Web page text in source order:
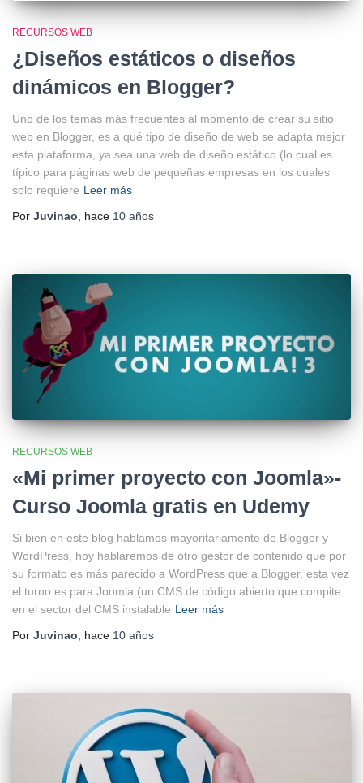
RECURSOS WEB
¿Diseños estáticos o diseños
dinámicos en Blogger?
Uno de los temas más frecuentes al momento de crear su sitio
web en Blogger, es a qué tipo de diseño de web se adapta mejor
esta plataforma, ya sea una web de diseño estático (lo cual es
típico para páginas web de pequeñas empresas en los cuales
solo requiere Leer más
Por Juvinao , hace 10 años
RECURSOS WEB
«Mi primer proyecto con Joomla»-
Curso Joomla gratis en Udemy
Si bien en este blog hablamos mayoritariamente de Blogger y
WordPress, hoy hablaremos de otro gestor de contenido que por
su formato es más parecido a WordPress que a Blogger, esta vez
el turno es para Joomla (un CMS de código abierto que compite
en el sector del CMS instalable Leer más
Por Juvinao , hace 10 años